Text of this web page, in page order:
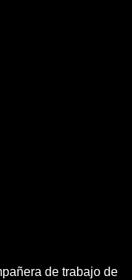
de trabajo de